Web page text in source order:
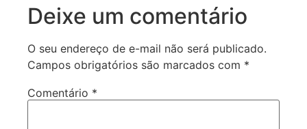
Deixe um comentário
O seu endereço de e-mail não será publicado.
Campos obrigatórios são marcados com *
Comentário *